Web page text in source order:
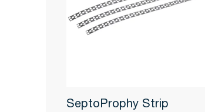
SeptoProphy Strip